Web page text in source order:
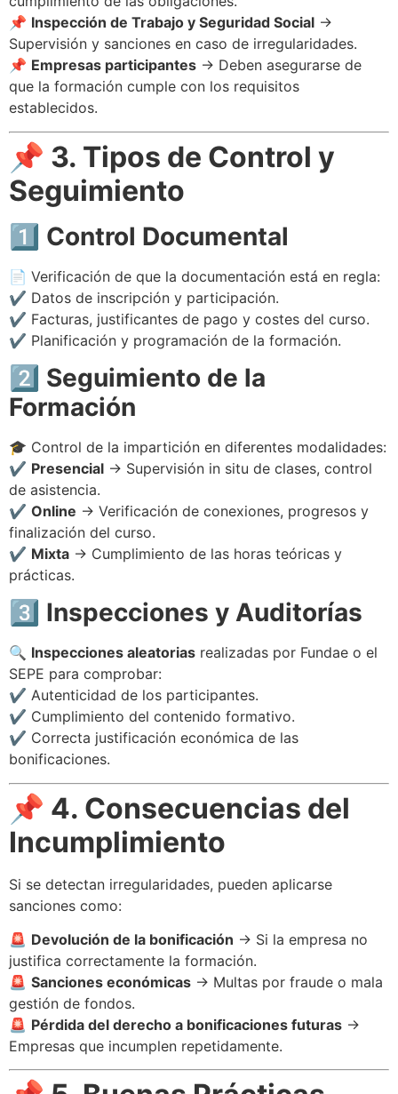
📌 Inspección de Trabajo y Seguridad Social →
Supervisión y sanciones en caso de irregularidades.
📌 Empresas participantes → Deben asegurarse de
que la formación cumple con los requisitos
establecidos.
📌 3. Tipos de Control y
Seguimiento
1️⃣ Control Documental
📄 Verificación de que la documentación está en regla:
✔ Datos de inscripción y participación.
✔ Facturas, justificantes de pago y costes del curso.
✔ Planificación y programación de la formación.
2️⃣ Seguimiento de la
Formación
🎓 Control de la impartición en diferentes modalidades:
✔ Presencial → Supervisión in situ de clases, control
de asistencia.
✔ Online → Verificación de conexiones, progresos y
finalización del curso.
✔ Mixta → Cumplimiento de las horas teóricas y
prácticas.
3️⃣ Inspecciones y Auditorías
🔍 Inspecciones aleatorias realizadas por Fundae o el
SEPE para comprobar:
✔ Autenticidad de los participantes.
✔ Cumplimiento del contenido formativo.
✔ Correcta justificación económica de las
bonificaciones.
📌 4. Consecuencias del
Incumplimiento
Si se detectan irregularidades, pueden aplicarse
sanciones como:
🚨 Devolución de la bonificación → Si la empresa no
justifica correctamente la formación.
🚨 Sanciones económicas → Multas por fraude o mala
gestión de fondos.
🚨 Pérdida del derecho a bonificaciones futuras →
Empresas que incumplen repetidamente.